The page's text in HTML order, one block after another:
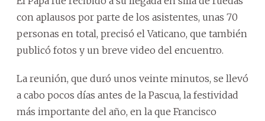
con aplausos por parte de los asistentes, unas 70
personas en total, precisó el Vaticano, que también
publicó fotos y un breve video del encuentro.
La reunión, que duró unos veinte minutos, se llevó
a cabo pocos días antes de la Pascua, la festividad
más importante del año, en la que Francisco